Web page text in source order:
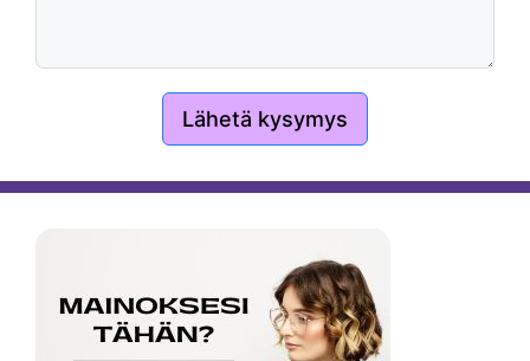
Lähetä kysymys